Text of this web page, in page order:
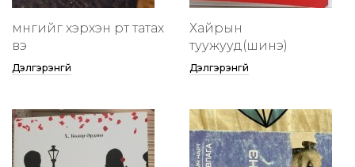
мөнгийг хэрхэн өөртөө татах
вэ
Дэлгэрэнгүй
Хайрын
туужууд(шинэ)
Дэлгэрэнгүй